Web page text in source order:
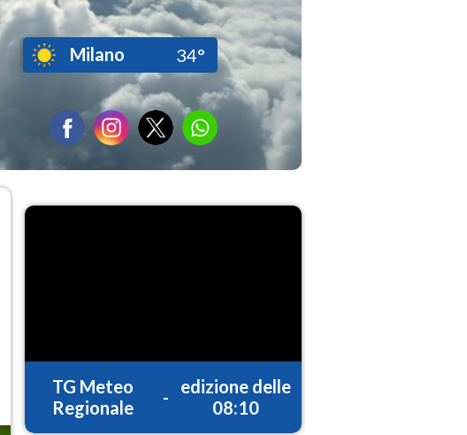
Milano 34°
TG Meteo
Regionale
-
edizione delle
08:10